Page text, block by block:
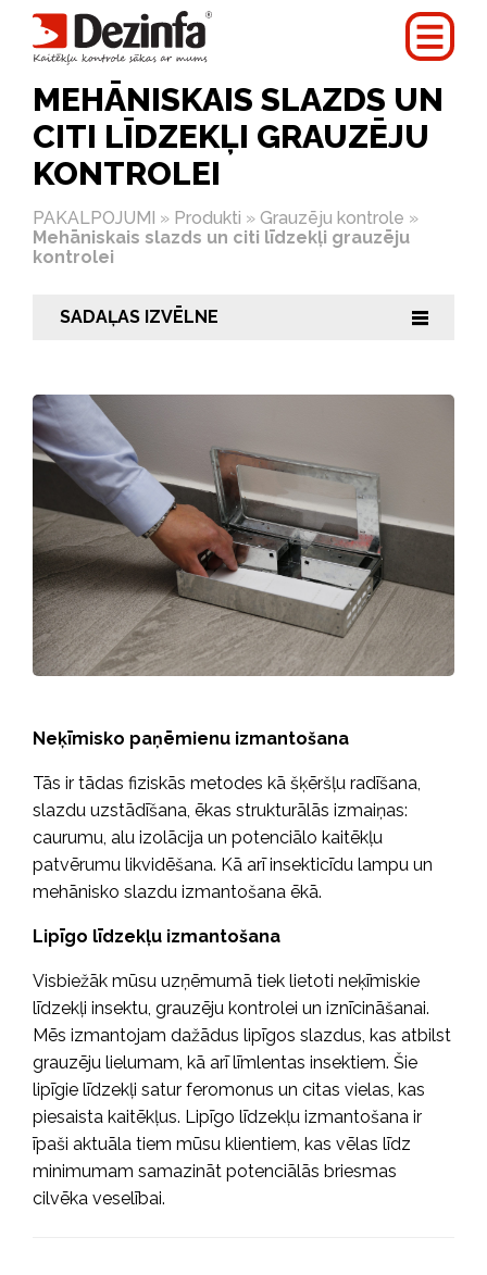
MEHĀNISKAIS SLAZDS UN
CITI LĪDZEKĻI GRAUZĒJU
KONTROLEI
PAKALPOJUMI » Produkti » Grauzēju kontrole »
Mehāniskais slazds un citi līdzekļi grauzēju
kontrolei
SADAĻAS IZVĒLNE |||
Neķīmisko paņēmienu izmantošana
Tās ir tādas fiziskās metodes kā šķēršļu radīšana,
slazdu uzstādīšana, ēkas strukturālās izmaiņas:
caurumu, alu izolācija un potenciālo kaitēkļu
patvērumu likvidēšana. Kā arī insekticīdu lampu un
mehānisko slazdu izmantošana ēkā.
Lipīgo līdzekļu izmantošana
Visbiežāk mūsu uzņēmumā tiek lietoti neķīmiskie
līdzekļi insektu, grauzēju kontrolei un iznīcināšanai.
Mēs izmantojam dažādus lipīgos slazdus, kas atbilst
grauzēju lielumam, kā arī līmlentas insektiem. Šie
lipīgie līdzekļi satur feromonus un citas vielas, kas
piesaista kaitēkļus. Lipīgo līdzekļu izmantošana ir
īpaši aktuāla tiem mūsu klientiem, kas vēlas līdz
minimumam samazināt potenciālās briesmas
cilvēka veselībai.